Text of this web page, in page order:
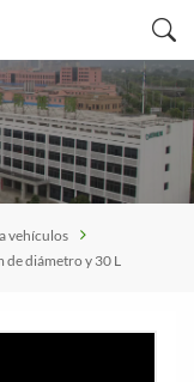
vehículos
diámetro y 30 L